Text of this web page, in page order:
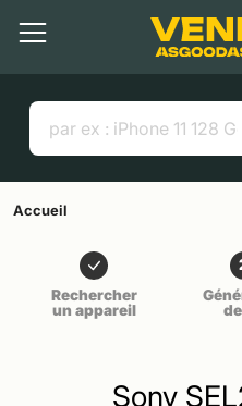
Contenu principal
Menu
Liens utiles
Accueil
Rechercher
un appareil
Sony